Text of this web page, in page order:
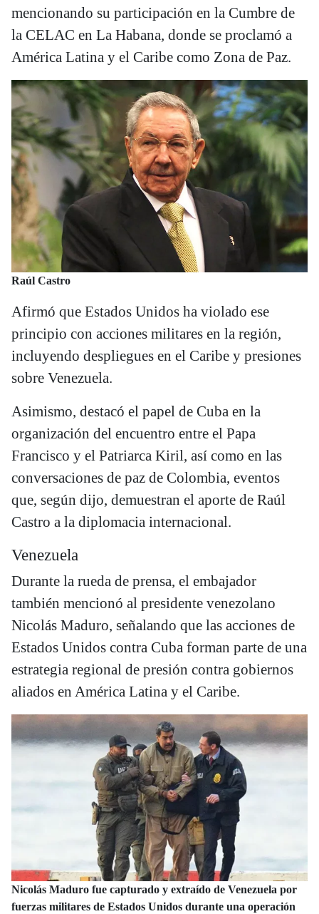
mencionando su participación en la Cumbre de
la CELAC en La Habana, donde se proclamó a
América Latina y el Caribe como Zona de Paz.
Raúl Castro
Afirmó que Estados Unidos ha violado ese
principio con acciones militares en la región,
incluyendo despliegues en el Caribe y presiones
sobre Venezuela.
Asimismo, destacó el papel de Cuba en la
organización del encuentro entre el Papa
Francisco y el Patriarca Kiril, así como en las
conversaciones de paz de Colombia, eventos
que, según dijo, demuestran el aporte de Raúl
Castro a la diplomacia internacional.
Venezuela
Durante la rueda de prensa, el embajador
también mencionó al presidente venezolano
Nicolás Maduro, señalando que las acciones de
Estados Unidos contra Cuba forman parte de una
estrategia regional de presión contra gobiernos
aliados en América Latina y el Caribe.
Nicolás Maduro fue capturado y extraído de Venezuela por
fuerzas militares de Estados Unidos durante una operación